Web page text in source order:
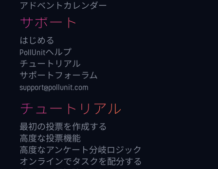
アドベントカレンダー
サポート
はじめる
PollUnitヘルプ
チュートリアル
サポートフォーラム
support@pollunit.com
チュートリアル
最初の投票を作成する
高度な投票機能
高度なアンケート分岐ロジック
オンラインでタスクを配分する